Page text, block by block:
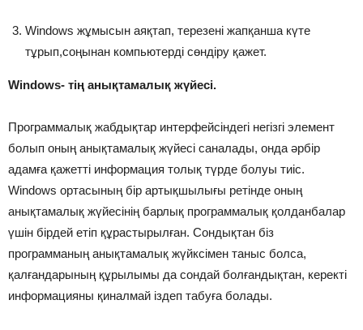
Windows жұмысын аяқтап, терезені жапқанша күте
тұрып,соңынан компьютерді сөндіру қажет.
Windows- тің анықтамалық жүйесі.
Программалық жабдықтар интерфейсіндегі негізгі элемент
болып оның анықтамалық жүйесі саналады, онда әрбір
адамға қажетті информация толық түрде болуы тиіс.
Windows ортасының бір артықшылығы ретінде оның
анықтамалық жүйесінің барлық программалық қолданбалар
үшін бірдей етіп құрастырылған. Сондықтан біз
программаның анықтамалық жүйксімен таныс болса,
қалғандарының құрылымы да сондай болғандықтан, керекті
информацияны қиналмай іздеп табуға болады.